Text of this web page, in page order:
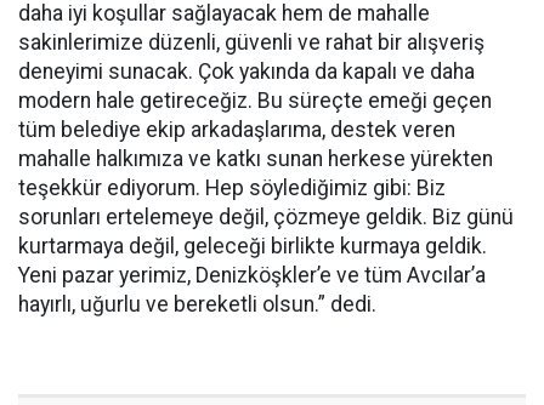
daha iyi koşullar sağlayacak hem de mahalle
sakinlerimize düzenli, güvenli ve rahat bir alışveriş
deneyimi sunacak. Çok yakında da kapalı ve daha
modern hale getireceğiz. Bu süreçte emeği geçen
tüm belediye ekip arkadaşlarıma, destek veren
mahalle halkımıza ve katkı sunan herkese yürekten
teşekkür ediyorum. Hep söylediğimiz gibi: Biz
sorunları ertelemeye değil, çözmeye geldik. Biz günü
kurtarmaya değil, geleceği birlikte kurmaya geldik.
Yeni pazar yerimiz, Denizköşkler’e ve tüm Avcılar’a
hayırlı, uğurlu ve bereketli olsun.” dedi.